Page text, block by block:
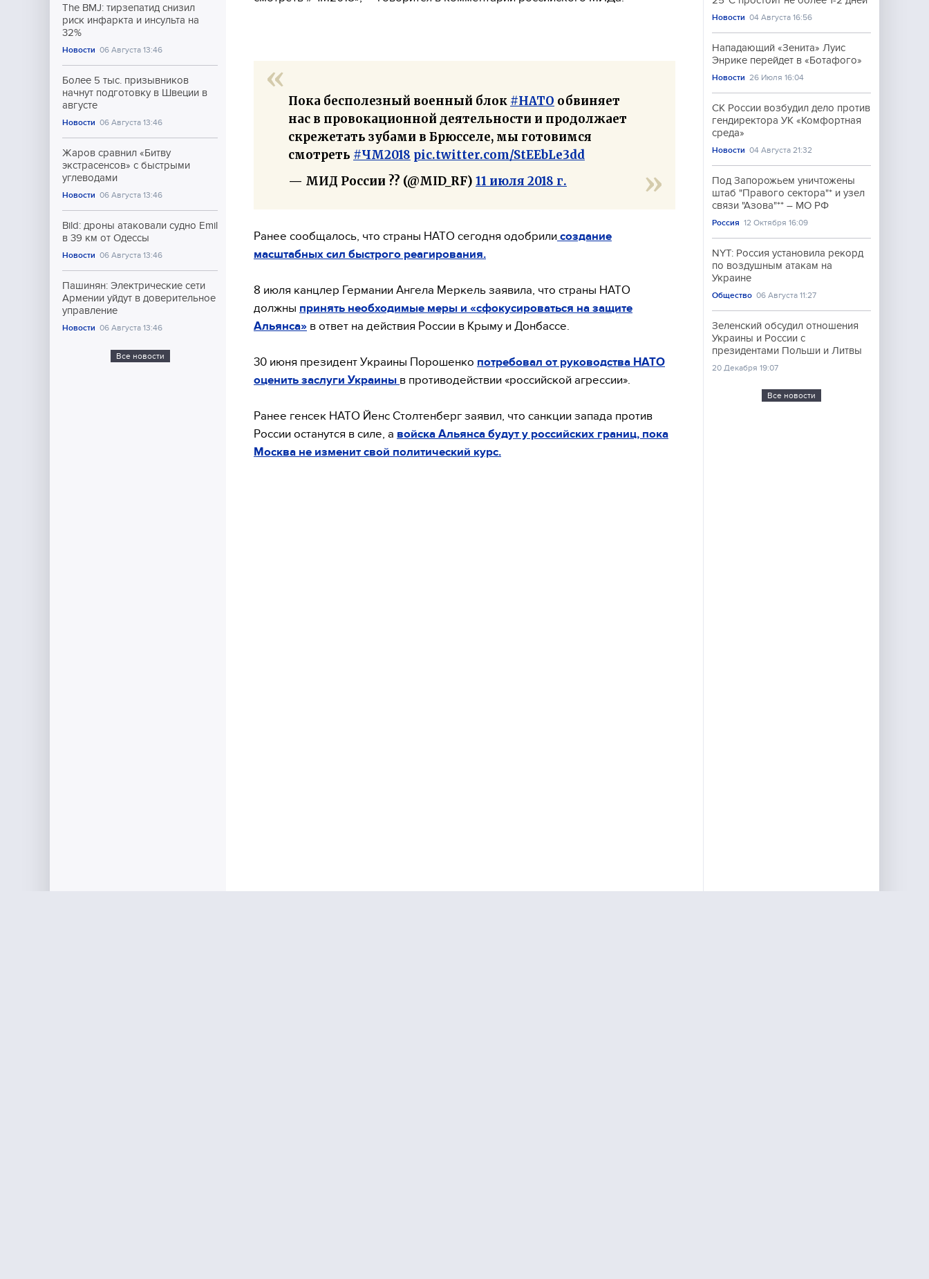
The BMJ: тирзепатид снизил
риск инфаркта и инсульта на
32%
Новости 06 Августа 13:46
Более 5 тыс. призывников
начнут подготовку в Швеции в
августе
Новости 06 Августа 13:46
Жаров сравнил «Битву
экстрасенсов» с быстрыми
углеводами
Новости 06 Августа 13:46
Bild: дроны атаковали судно Emil
в 39 км от Одессы
Новости 06 Августа 13:46
Пашинян: Электрические сети
Армении уйдут в доверительное
управление
Новости 06 Августа 13:46
Все новости
Пока бесполезный военный блок #НАТО обвиняет
нас в провокационной деятельности и продолжает
скрежетать зубами в Брюсселе, мы готовимся
смотреть #ЧМ2018 pic.twitter.com/StEEbLe3dd
— МИД России ?? (@MID_RF) 11 июля 2018 г.
Ранее сообщалось, что страны НАТО сегодня одобрили создание
масштабных сил быстрого реагирования.
8 июля канцлер Германии Ангела Меркель заявила, что страны НАТО
должны принять необходимые меры и «сфокусироваться на защите
Альянса» в ответ на действия России в Крыму и Донбассе.
30 июня президент Украины Порошенко потребовал от руководства НАТО
оценить заслуги Украины в противодействии «российской агрессии».
Ранее генсек НАТО Йенс Столтенберг заявил, что санкции запада против
России останутся в силе, а войска Альянса будут у российских границ, пока
Москва не изменит свой политический курс.
Новости 04 Августа 16:56
Нападающий «Зенита» Луис
Энрике перейдет в «Ботафого»
Новости 26 Июля 16:04
СК России возбудил дело против
гендиректора УК «Комфортная
среда»
Новости 04 Августа 21:32
Под Запорожьем уничтожены
штаб "Правого сектора"* и узел
связи "Азова"** – МО РФ
Россия 12 Октября 16:09
NYT: Россия установила рекорд
по воздушным атакам на
Украине
Общество 06 Августа 11:27
Зеленский обсудил отношения
Украины и России с
президентами Польши и Литвы
20 Декабря 19:07
Все новости